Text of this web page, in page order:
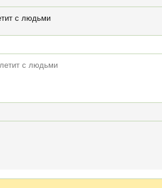
с людьми
с людьми